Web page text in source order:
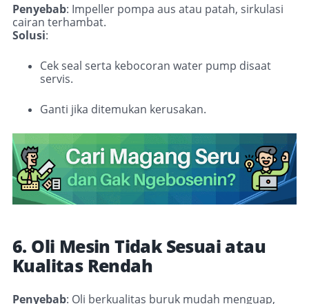
Penyebab: Impeller pompa aus atau patah, sirkulasi
cairan terhambat.
Solusi:
Cek seal serta kebocoran water pump disaat
servis.
Ganti jika ditemukan kerusakan.
6. Oli Mesin Tidak Sesuai atau
Kualitas Rendah
Penyebab: Oli berkualitas buruk mudah menguap,